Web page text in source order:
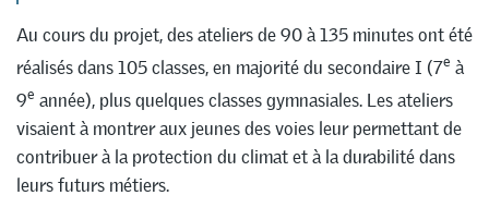
Au cours du projet, des ateliers de 90 à 135 minutes ont été
réalisés dans 105 classes, en majorité du secondaire I (7e à
9e année), plus quelques classes gymnasiales. Les ateliers
visaient à montrer aux jeunes des voies leur permettant de
contribuer à la protection du climat et à la durabilité dans
leurs futurs métiers.